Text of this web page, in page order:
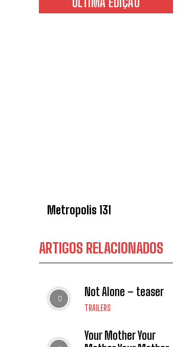
Metropolis 131
ARTIGOS RELACIONADOS
Not Alone – teaser
TRAILERS
Your Mother Your